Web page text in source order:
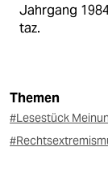
Jahrgang
taz.
Themen
#Lesestück